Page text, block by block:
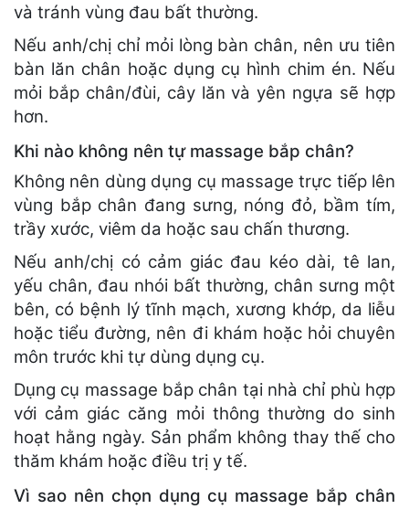
và tránh vùng đau bất thường.
Nếu anh/chị chỉ mỏi lòng bàn chân, nên ưu tiên
bàn lăn chân hoặc dụng cụ hình chim én. Nếu
mỏi bắp chân/đùi, cây lăn và yên ngựa sẽ hợp
hơn.
Khi nào không nên tự massage bắp chân?
Không nên dùng dụng cụ massage trực tiếp lên
vùng bắp chân đang sưng, nóng đỏ, bầm tím,
trầy xước, viêm da hoặc sau chấn thương.
Nếu anh/chị có cảm giác đau kéo dài, tê lan,
yếu chân, đau nhói bất thường, chân sưng một
bên, có bệnh lý tĩnh mạch, xương khớp, da liễu
hoặc tiểu đường, nên đi khám hoặc hỏi chuyên
môn trước khi tự dùng dụng cụ.
Dụng cụ massage bắp chân tại nhà chỉ phù hợp
với cảm giác căng mỏi thông thường do sinh
hoạt hằng ngày. Sản phẩm không thay thế cho
thăm khám hoặc điều trị y tế.
Vì sao nên chọn dụng cụ massage bắp chân